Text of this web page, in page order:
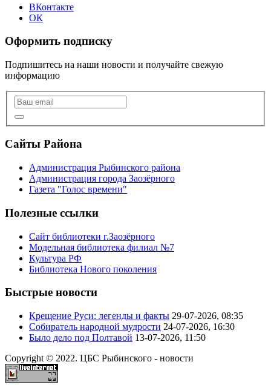
ВКонтакте
ОК
Оформить подписку
Подпишитесь на наши новости и получайте свежую
информацию
Сайты Района
Администрация Рыбинского района
Администрация города Заозёрного
Газета "Голос времени"
Полезные ссылки
Сайт библиотеки г.Заозёрного
Модельная библиотека филиал №7
Культура РФ
Библиотека Нового поколения
Быстрые новости
Крещение Руси: легенды и факты 29-07-2026, 08:35
Собиратель народной мудрости 24-07-2026, 16:30
Было дело под Полтавой 13-07-2026, 11:50
Copyright © 2022. ЦБС Рыбинского - новости